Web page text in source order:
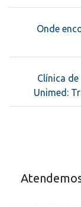
Onde
Clínica
Unimed: